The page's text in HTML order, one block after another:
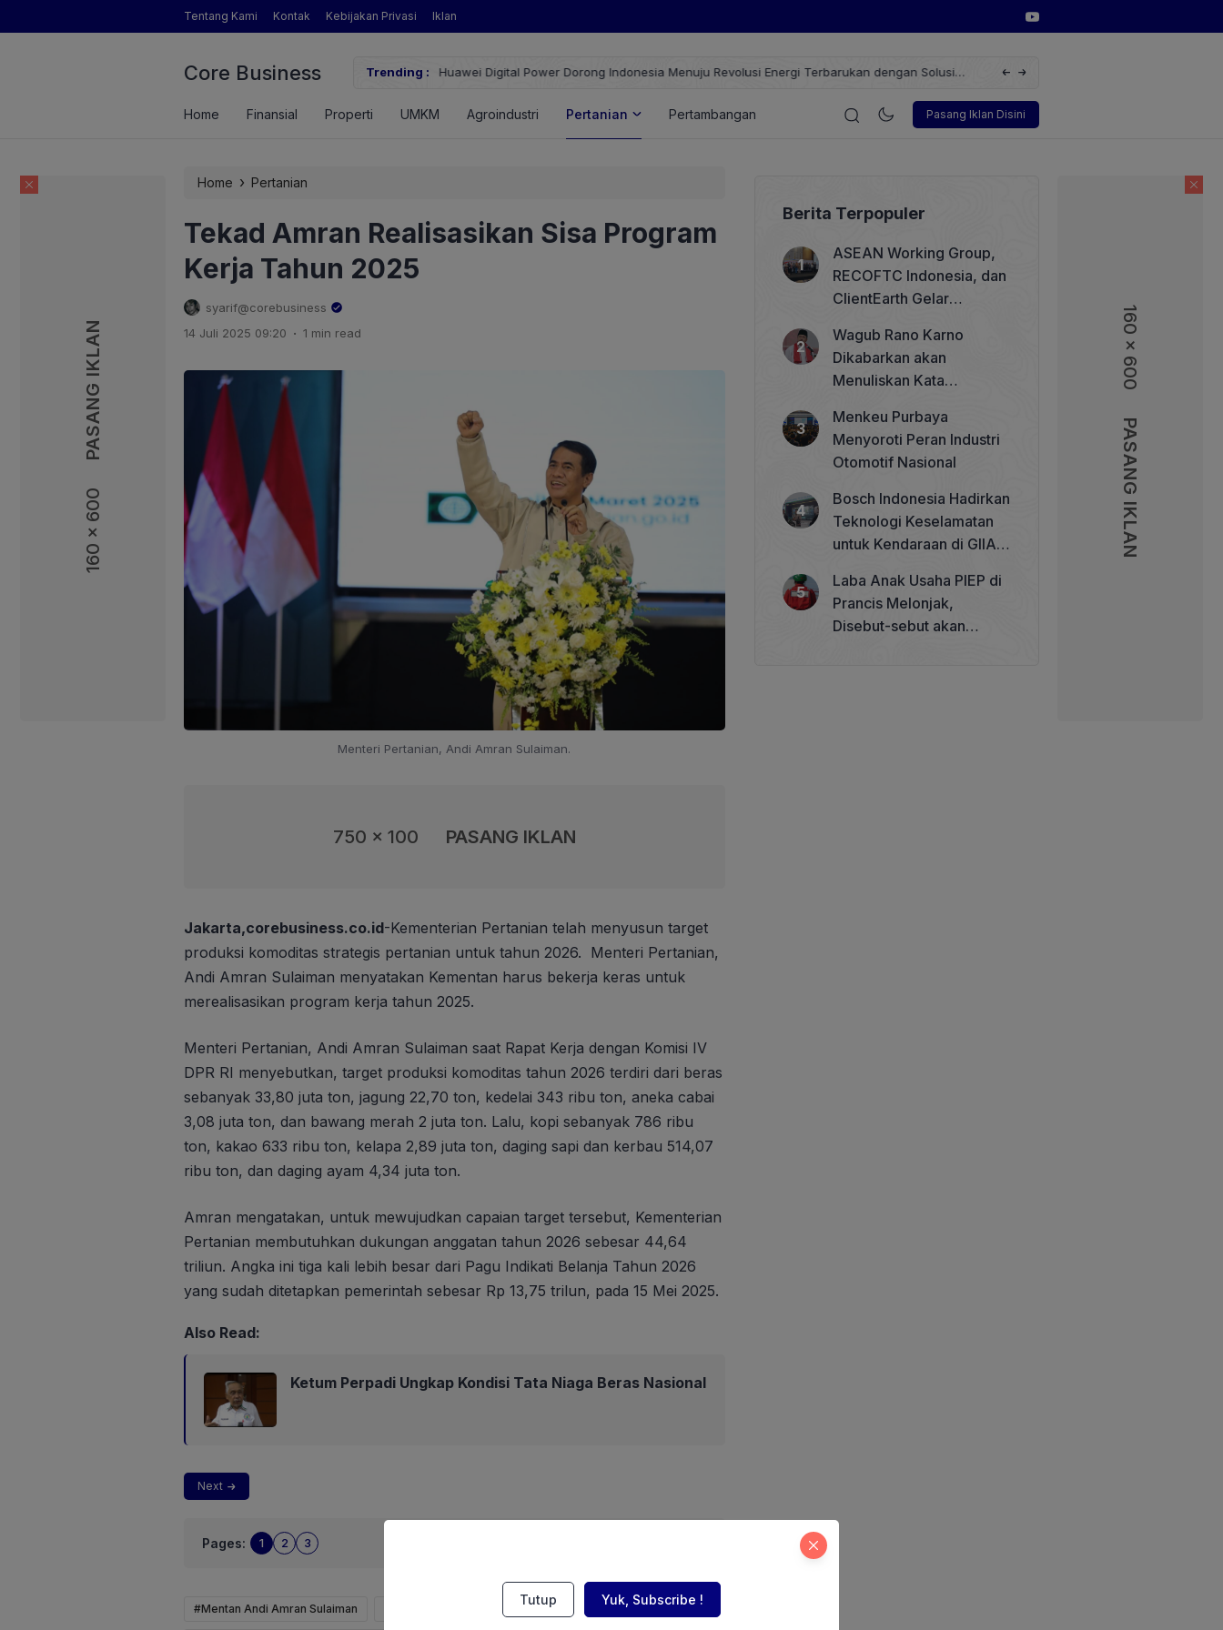
160 x 600
PASANG IKLAN 160 x 600
PASANG IKLAN
Tentang Kami Kontak Kebijakan Privasi Iklan
Core Business Trending :
Pertanian yang Dimaksud Mentan Amran?
Huawei Digital Power Dorong Indonesia Menuju Revolusi Energi Terbarukan dengan Solusi
Wakil Direktur Utama PT Pelindo,
Pasang Iklan Disini
Home Finansial Properti UMKM Agroindustri Pertanian Pertambangan Korporasi Teknologi Otomotif
160 x 600
PASANG IKLAN
Home › Pertanian
Tekad Amran Realisasikan Sisa Program
Kerja Tahun 2025
syarif@corebusiness
14 Juli 2025 09:20 . 1 min read
Menteri Pertanian, Andi Amran Sulaiman.
750 x 100 PASANG IKLAN
Jakarta,corebusiness.co.id-Kementerian Pertanian telah menyusun target
produksi komoditas strategis pertanian untuk tahun 2026. Menteri Pertanian,
Andi Amran Sulaiman menyatakan Kementan harus bekerja keras untuk
merealisasikan program kerja tahun 2025.
Menteri Pertanian, Andi Amran Sulaiman saat Rapat Kerja dengan Komisi IV
DPR RI menyebutkan, target produksi komoditas tahun 2026 terdiri dari beras
sebanyak 33,80 juta ton, jagung 22,70 ton, kedelai 343 ribu ton, aneka cabai
3,08 juta ton, dan bawang merah 2 juta ton. Lalu, kopi sebanyak 786 ribu
ton, kakao 633 ribu ton, kelapa 2,89 juta ton, daging sapi dan kerbau 514,07
ribu ton, dan daging ayam 4,34 juta ton.
Amran mengatakan, untuk mewujudkan capaian target tersebut, Kementerian
Pertanian membutuhkan dukungan anggatan tahun 2026 sebesar 44,64
triliun. Angka ini tiga kali lebih besar dari Pagu Indikati Belanja Tahun 2026
yang sudah ditetapkan pemerintah sebesar Rp 13,75 trilun, pada 15 Mei 2025.
Also Read:
Ketum Perpadi Ungkap Kondisi Tata Niaga Beras Nasional
Next
Pages: 1 2 3
#Mentan Andi Amran Sulaiman Anggaran Kementan 2026
Berita Terpopuler
ASEAN Working Group,
RECOFTC Indonesia, dan
ClientEarth Gelar
Memperkuat Tata Kelola
Perhutanan Sosial
Wagub Rano Karno
Dikabarkan akan
Menuliskan Kata
Betawi 100 Tahun
Menkeu Purbaya
Menyoroti Peran Industri
Otomotif Nasional
Bosch Indonesia Hadirkan
Teknologi Keselamatan
untuk Kendaraan di GIIAS
Laba Anak Usaha PIEP di
Prancis Melonjak,
Disebut-sebut akan
Tutup Yuk, Subscribe !